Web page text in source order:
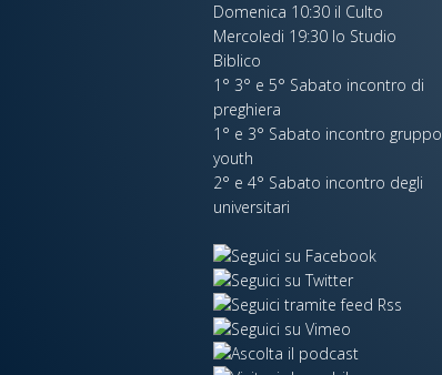
Domenica 10:30 il Culto
Mercoledi 19:30 lo Studio
Biblico
1° 3° e 5° Sabato incontro di
preghiera
1° e 3° Sabato incontro gruppo
youth
2° e 4° Sabato incontro degli
universitari